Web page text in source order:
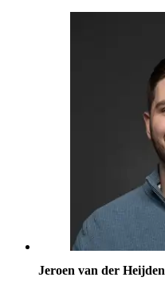
Jeroen van der Heijden